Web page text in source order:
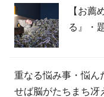
【お薦
る』・
重なる悩み事・悩ん
せば脳がたちまち冴